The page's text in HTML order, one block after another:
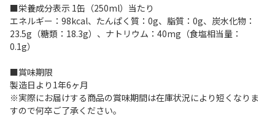
■栄養成分表示 1缶（250ml）当たり
エネルギー：98kcal、たんぱく質：0g、脂質：0g、炭水化物：
23.5g（糖類：18.3g）、ナトリウム：40mg（食塩相当量：
0.1g）
■賞味期限
製造日より1年6ヶ月
※実際にお届けする商品の賞味期間は在庫状況により短くなりま
すので何卒ご了承ください。